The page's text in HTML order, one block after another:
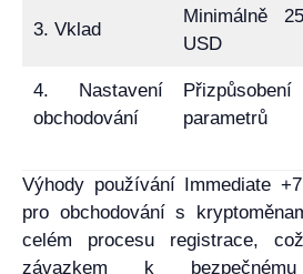
3. Vklad
Minimálně
USD
4. Nastavení
obchodování
Přizpůsobení
parametrů
Výhody používání Immediate
pro obchodování s
celém procesu registrace,
závazkem k